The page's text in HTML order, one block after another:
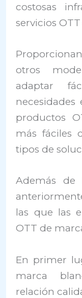
costosas
servicios
otros
adaptar
necesidades
productos
más fáciles
tipos de
Además de
las que las
OTT de
En primer
marca
relación